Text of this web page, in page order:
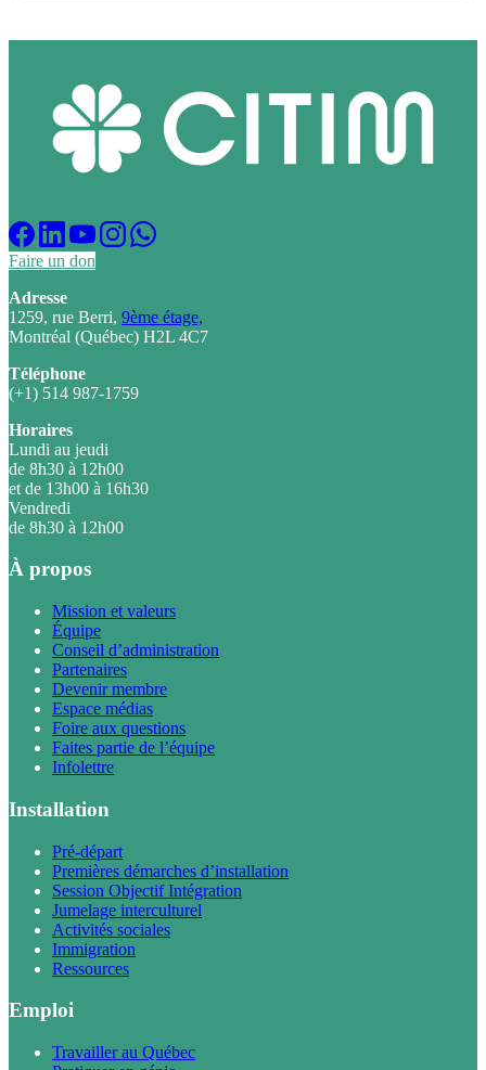
Faire un don
Adresse
1259, rue Berri, 9ème étage,
Montréal (Québec) H2L 4C7
Téléphone
(+1) 514 987-1759
Horaires
Lundi au jeudi
de 8h30 à 12h00
et de 13h00 à 16h30
Vendredi
de 8h30 à 12h00
À propos
Mission et valeurs
Équipe
Conseil d’administration
Partenaires
Devenir membre
Espace médias
Foire aux questions
Faites partie de l’équipe
Infolettre
Installation
Pré-départ
Premières démarches d’installation
Session Objectif Intégration
Jumelage interculturel
Activités sociales
Immigration
Ressources
Emploi
Travailler au Québec